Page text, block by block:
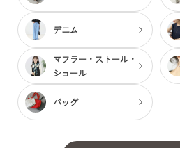
デニム
マフラー・ストール・
ショール
バッグ